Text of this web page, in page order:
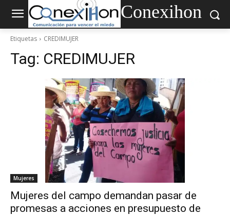
Conexihon
Etiquetas CREDIMUJER
Tag: CREDIMUJER
Mujeres
Mujeres del campo demandan pasar de
promesas a acciones en presupuesto de